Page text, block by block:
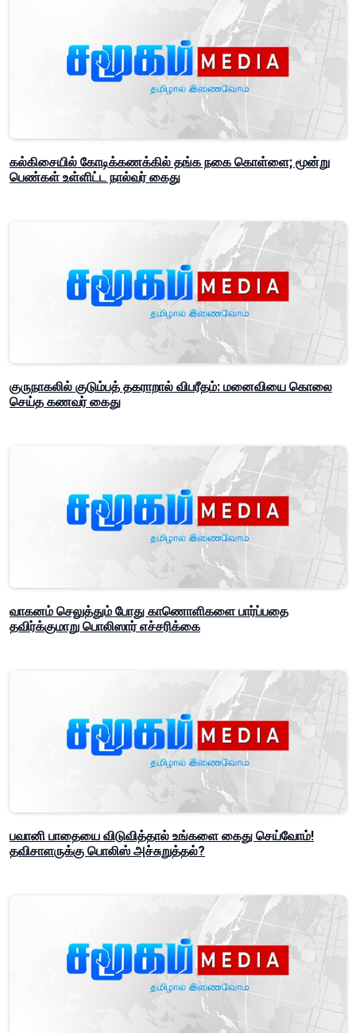
கல்கிசையில் கோடிக்கணக்கில் தங்க நகை கொள்ளை; மூன்று
பெண்கள் உள்ளிட்ட நால்வர் கைது
குருநாகலில் குடும்பத் தகராறால் விபரீதம்: மனைவியை கொலை
செய்த கணவர் கைது
வாகனம் செலுத்தும் போது காணொளிகளை பார்ப்பதை
தவிர்க்குமாறு பொலிஸார் எச்சரிக்கை
பவானி பாதையை விடுவித்தால் உங்களை கைது செய்வோம்!
தவிசாளருக்கு பொலிஸ் அச்சுறுத்தல்?